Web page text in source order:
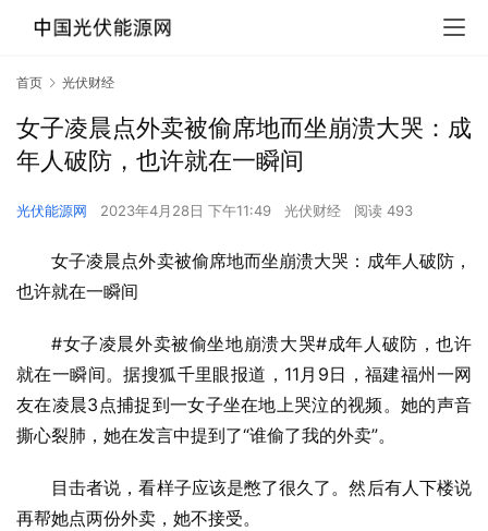
首页 光伏财经
女子凌晨点外卖被偷席地而坐崩溃大哭：成
年人破防，也许就在一瞬间
光伏能源网 2023年4月28日 下午11:49 光伏财经 阅读 493
女子凌晨点外卖被偷席地而坐崩溃大哭：成年人破防，
也许就在一瞬间
#女子凌晨外卖被偷坐地崩溃大哭#成年人破防，也许
就在一瞬间。据搜狐千里眼报道，11月9日，福建福州一网
友在凌晨3点捕捉到一女子坐在地上哭泣的视频。她的声音
撕心裂肺，她在发言中提到了“谁偷了我的外卖”。
目击者说，看样子应该是憋了很久了。然后有人下楼说
再帮她点两份外卖，她不接受。